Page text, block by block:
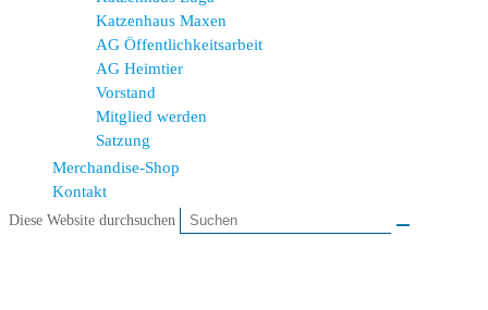
Katzenhaus Maxen
AG Öffentlichkeitsarbeit
AG Heimtier
Vorstand
Mitglied werden
Satzung
Merchandise-Shop
Kontakt
Diese Website durchsuchen